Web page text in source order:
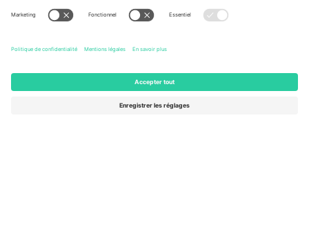
À propos de
Imprimer
Services de l'entreprise
Comment ça marche
Hôtels
Centre d'information sur la Coupe